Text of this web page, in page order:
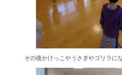
その後かけっこやうさぎやゴリラに